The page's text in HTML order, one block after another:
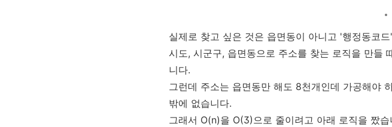
실제로 찾고 싶은 것은 읍면동이 아니고 '행정동코
시도, 시군구, 읍면동으로 주소를 찾는 로직을 만들
니다.
그런데 주소는 읍면동만 해도 8천개인데 가공해야
밖에 없습니다.
그래서 O(n)을 O(3)으로 줄이려고 아래 로직을 짰습